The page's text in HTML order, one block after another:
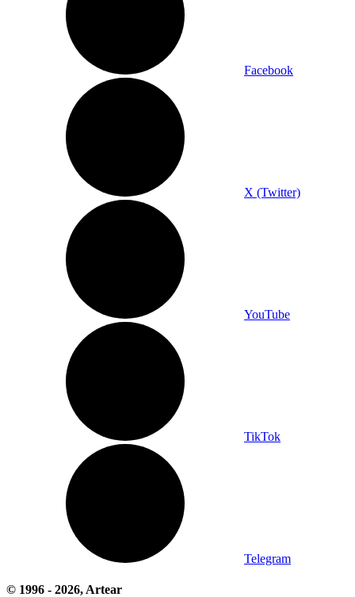
Facebook
X (Twitter)
YouTube
TikTok
Telegram
© 1996 - 2026, Artear